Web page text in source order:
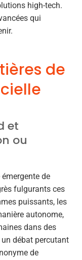
high-tech.
qui
de
et
ou
de
fulgurants ces
puissants, les
autonome,
dans des
débat percutant
de